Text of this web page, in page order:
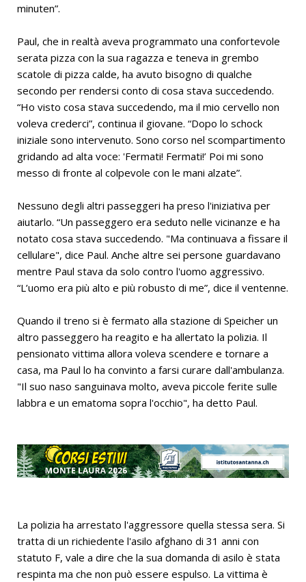
minuten”.
Paul, che in realtà aveva programmato una confortevole
serata pizza con la sua ragazza e teneva in grembo
scatole di pizza calde, ha avuto bisogno di qualche
secondo per rendersi conto di cosa stava succedendo.
“Ho visto cosa stava succedendo, ma il mio cervello non
voleva crederci”, continua il giovane. “Dopo lo schock
iniziale sono intervenuto. Sono corso nel scompartimento
gridando ad alta voce: 'Fermati! Fermati!’ Poi mi sono
messo di fronte al colpevole con le mani alzate”.
Nessuno degli altri passeggeri ha preso l'iniziativa per
aiutarlo. “Un passeggero era seduto nelle vicinanze e ha
notato cosa stava succedendo. "Ma continuava a fissare il
cellulare", dice Paul. Anche altre sei persone guardavano
mentre Paul stava da solo contro l'uomo aggressivo.
“L’uomo era più alto e più robusto di me”, dice il ventenne.
Quando il treno si è fermato alla stazione di Speicher un
altro passeggero ha reagito e ha allertato la polizia. Il
pensionato vittima allora voleva scendere e tornare a
casa, ma Paul lo ha convinto a farsi curare dall'ambulanza.
"Il suo naso sanguinava molto, aveva piccole ferite sulle
labbra e un ematoma sopra l'occhio", ha detto Paul.
La polizia ha arrestato l'aggressore quella stessa sera. Si
tratta di un richiedente l'asilo afghano di 31 anni con
statuto F, vale a dire che la sua domanda di asilo è stata
respinta ma che non può essere espulso. La vittima è